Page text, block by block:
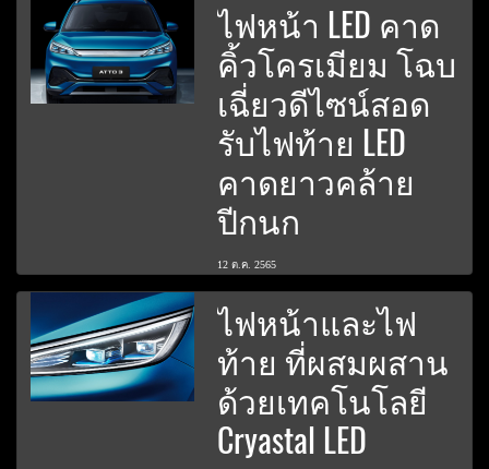
ไฟหน้า LED คาด
คิ้วโครเมียม โฉบ
เฉี่ยวดีไซน์สอด
รับไฟท้าย LED
คาดยาวคล้าย
ปีกนก
12 ต.ค. 2565
ไฟหน้าและไฟ
ท้าย ที่ผสมผสาน
ด้วยเทคโนโลยี
Cryastal LED